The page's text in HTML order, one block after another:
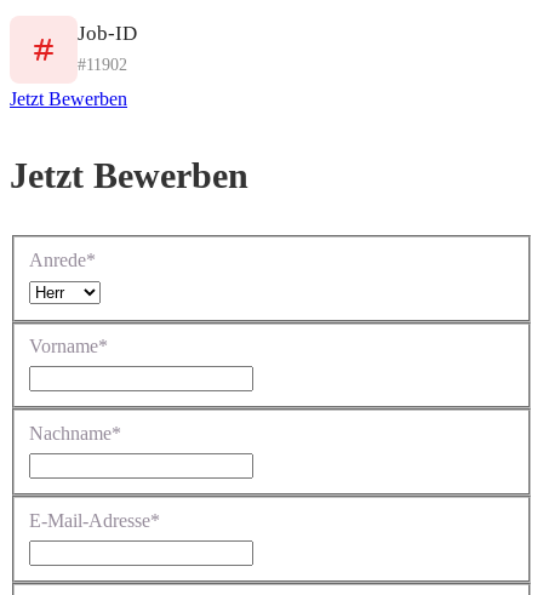
Job-ID
#11902
Jetzt Bewerben
Jetzt Bewerben
Anrede*
Vorname*
Nachname*
E-Mail-Adresse*